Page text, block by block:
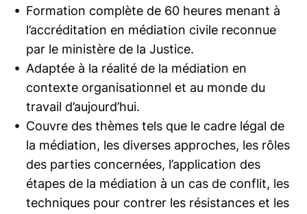
Formation complète de 60 heures menant à
l’accréditation en médiation civile reconnue
par le ministère de la Justice.
Adaptée à la réalité de la médiation en
contexte organisationnel et au monde du
travail d’aujourd’hui.
Couvre des thèmes tels que le cadre légal de
la médiation, les diverses approches, les rôles
des parties concernées, l’application des
étapes de la médiation à un cas de conflit, les
techniques pour contrer les résistances et les